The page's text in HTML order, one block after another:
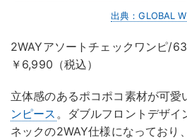
出典：GLOBAL
2WAYアソートチェックワンピ/
￥6,990（税込）
立体感のあるポコポコ素材が可愛
ンピース 。ダブルフロントデザ
ネックの2WAY仕様になっており